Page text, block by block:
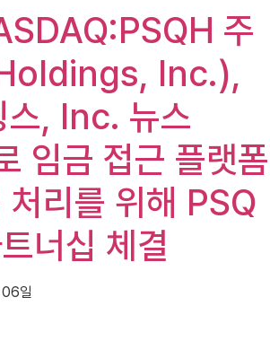
주
Inc.),
스, Inc. 뉴스
임금 접근 플랫폼
처리를 위해 PSQ
너십 체결
일